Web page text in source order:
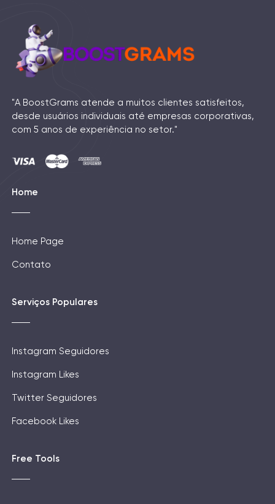
"A BoostGrams atende a muitos clientes satisfeitos,
desde usuários individuais até empresas corporativas,
com 5 anos de experiência no setor."
Home
Home Page
Contato
Serviços Populares
Instagram Seguidores
Instagram Likes
Twitter Seguidores
Facebook Likes
Free Tools